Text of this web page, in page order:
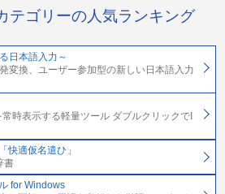
テゴリーの人気ランキング
日本語入力～
換、ユーザー参加型の新しい日本語入力
時表示する軽量ツール ダブルクリックでI
快適仮名遣ひ」
書
for Windows